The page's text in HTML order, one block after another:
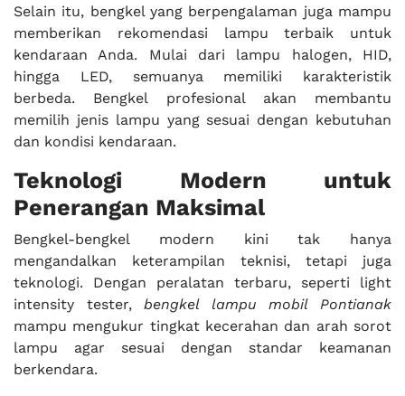
Selain itu, bengkel yang berpengalaman juga mampu
memberikan rekomendasi lampu terbaik untuk
kendaraan Anda. Mulai dari lampu halogen, HID,
hingga LED, semuanya memiliki karakteristik
berbeda. Bengkel profesional akan membantu
memilih jenis lampu yang sesuai dengan kebutuhan
dan kondisi kendaraan.
Teknologi Modern untuk
Penerangan Maksimal
Bengkel-bengkel modern kini tak hanya
mengandalkan keterampilan teknisi, tetapi juga
teknologi. Dengan peralatan terbaru, seperti light
intensity tester,bengkel lampu mobil Pontianak
mampu mengukur tingkat kecerahan dan arah sorot
lampu agar sesuai dengan standar keamanan
berkendara.